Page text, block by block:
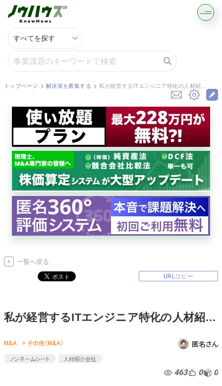
記事・コラムを読む
解決策を募集する
知識を買う／売る
契約書ひな型を探す
専門家に電話する
無料で株価を算定
資本政策を無料でお試し
無料でアンケート
ログイン
トップページ 解決策を募集する
一覧へ戻る
URLコピー
私が経営するITエンジニア特化の人材紹介会社（年商3億円、社員20名）で、M&A仲介会社に提出する「ノンネームシート」を作成中です。買い手候補の関心を引くためには、ある程度の情報を開示する必要があると感じています。しかし、情報の出し過ぎで自社が特定されてしまい、従業員や取引先に不安を与えたくありません。有力な買い手候補から声がかかりやすく、かつ身バレのリスクを最小限に抑えられるノンネームシートの情報の粒度（事業内容の書き方、地域、売上規模の表現など）について、効果的な作り方を教えてください。
M&A > その他（M&A） 匿名さん
ノンネームシート 人材紹介会社
463 0 0